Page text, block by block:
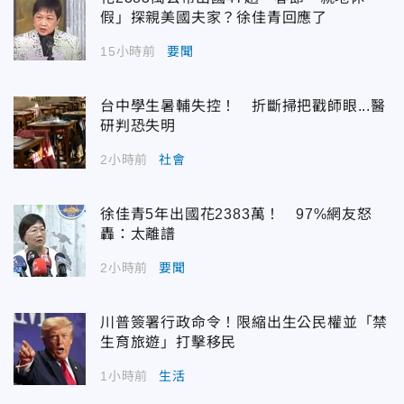
假」探親美國夫家？徐佳青回應了
15小時前 要聞
台中學生暑輔失控！ 折斷掃把戳師眼...醫
研判恐失明
2小時前 社會
徐佳青5年出國花2383萬！ 97%網友怒
轟：太離譜
2小時前 要聞
川普簽署行政命令！限縮出生公民權並「禁
生育旅遊」打擊移民
1小時前 生活